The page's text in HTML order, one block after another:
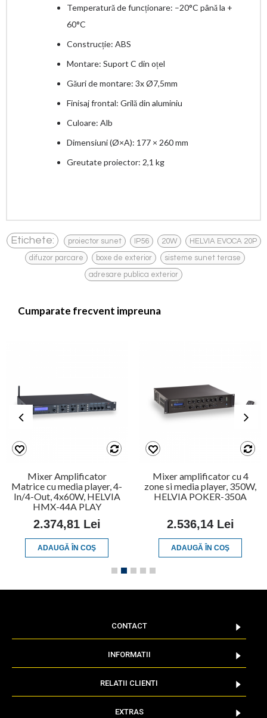
Temperatură de funcționare: –20°C până la +
60°C
Construcție: ABS
Montare: Suport C din oțel
Găuri de montare: 3x Ø7,5mm
Finisaj frontal: Grilă din aluminiu
Culoare: Alb
Dimensiuni (Ø×A): 177 × 260 mm
Greutate proiector: 2,1 kg
Etichete: proiector sunet , IP56 , 20W , HELVIA EVOCA 20P
difuzor parcare , boxe de exterior , sisteme sunet terase ,
adresare publica exterior
Cumparate frecvent impreuna
Mixer Amplificator
Matrice cu media player, 4-
In/4-Out, 4x60W, HELVIA
HMX-44A PLAY
2.374,81 Lei
ADAUGĂ ÎN COŞ
Mixer amplificator cu 4
zone si media player, 350W,
HELVIA POKER-350A
2.536,14 Lei
ADAUGĂ ÎN COŞ
CONTACT
INFORMATII
RELATII CLIENTI
EXTRAS